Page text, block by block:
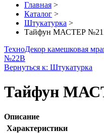
Главная >
Каталог >
Штукатурка >
Тайфун МАСТЕР
ТехноДекор камешковая
№22В
Вернуться к: Штукатурка
Тайфун
Описание
Характеристики